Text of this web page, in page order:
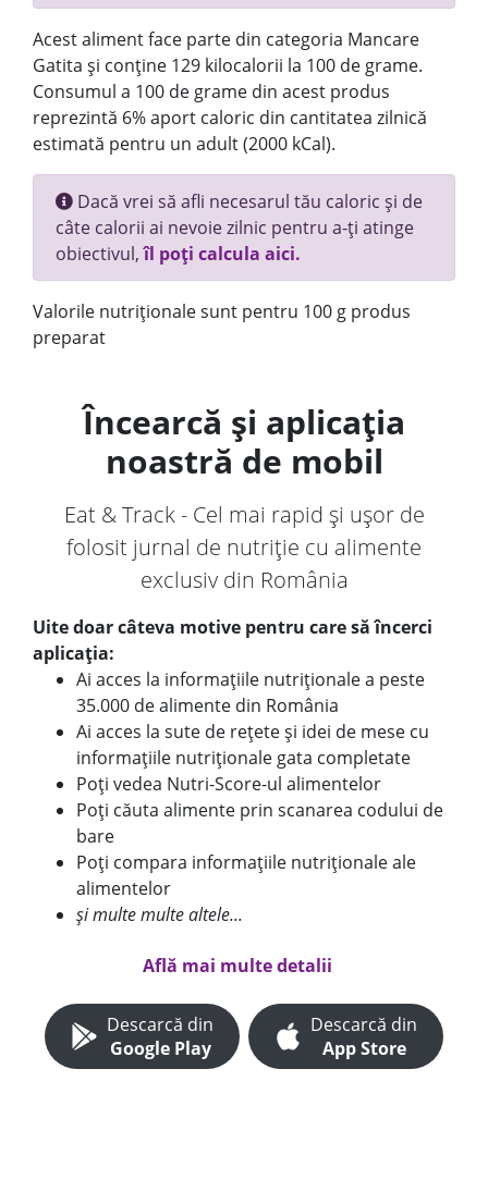
Acest aliment face parte din categoria Mancare
Gatita și conține 129 kilocalorii la 100 de grame.
Consumul a 100 de grame din acest produs
reprezintă 6% aport caloric din cantitatea zilnică
estimată pentru un adult (2000 kCal).
Dacă vrei să afli necesarul tău caloric și de
câte calorii ai nevoie zilnic pentru a-ți atinge
obiectivul,îl poți calcula aici.
Valorile nutriționale sunt pentru 100 g produs
preparat
Încearcă și aplicația
noastră de mobil
Eat & Track - Cel mai rapid și ușor de
folosit jurnal de nutriție cu alimente
exclusiv din România
Uite doar câteva motive pentru care să încerci
aplicația:
Ai acces la informațiile nutriționale a peste
35.000 de alimente din România
Ai acces la sute de rețete și idei de mese cu
informațiile nutriționale gata completate
Poți vedea Nutri-Score-ul alimentelor
Poți căuta alimente prin scanarea codului de
bare
Poți compara informațiile nutriționale ale
alimentelor
și multe multe altele...
Află mai multe detalii
Descarcă din
Google Play
Descarcă din
App Store